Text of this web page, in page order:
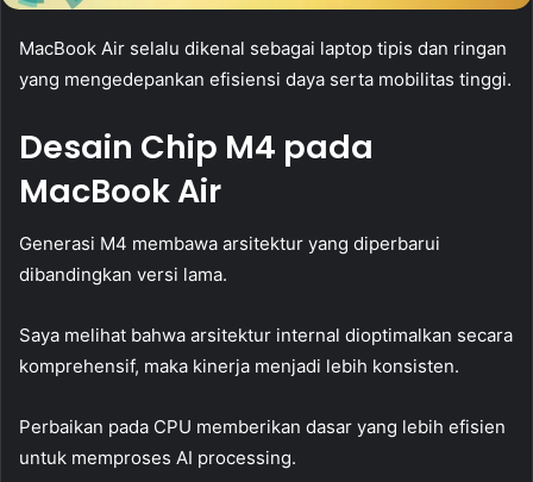
MacBook Air selalu dikenal sebagai laptop tipis dan ringan
yang mengedepankan efisiensi daya serta mobilitas tinggi.
Desain Chip M4 pada
MacBook Air
Generasi M4 membawa arsitektur yang diperbarui
dibandingkan versi lama.
Saya melihat bahwa arsitektur internal dioptimalkan secara
komprehensif, maka kinerja menjadi lebih konsisten.
Perbaikan pada CPU memberikan dasar yang lebih efisien
untuk memproses AI processing.